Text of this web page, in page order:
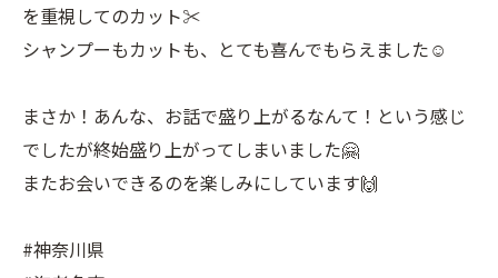
を重視してのカット✂︎
シャンプーもカットも、とても喜んでもらえました☺️
まさか！あんな、お話で盛り上がるなんて！という感じ
でしたが終始盛り上がってしまいました🤗
またお会いできるのを楽しみにしています🙌
#神奈川県